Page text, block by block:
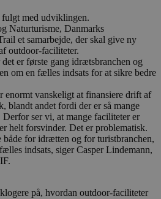
med udviklingen.
Naturturisme, Danmarks
et samarbejde, der skal give ny
outdoor-faciliteter.
er første gang idrætsbranchen og
om en fælles indsats for at sikre bedre
enormt vanskeligt at finansiere drift af
blandt andet fordi der er så mange
ser vi, at mange faciliteter er
helt forsvinder. Det er problematisk.
for idrætten og for turistbranchen,
indsats, siger Casper Lindemann,
på, hvordan outdoor-faciliteter